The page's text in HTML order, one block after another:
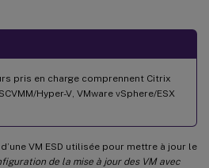
pris en charge comprennent Citrix
Hyper-V, VMware vSphere/ESX
VM ESD utilisée pour mettre à jour le
de la mise à jour des VM avec